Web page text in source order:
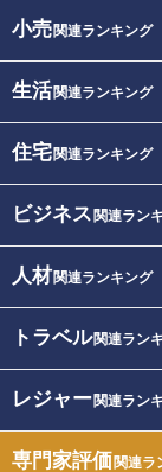
小売関連ランキング
生活関連ランキング
住宅関連ランキング
ビジネス 関連ラン
人材関連ランキング
トラベル関連ラン
レジャー関連ラン
専門家評価関連ラ